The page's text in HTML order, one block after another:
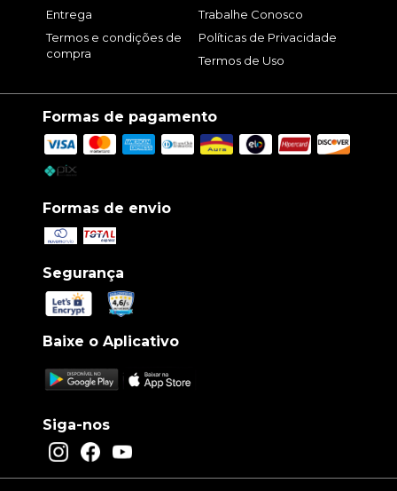
Entrega
Termos e condições de
compra
Trabalhe Conosco
Políticas de Privacidade
Termos de Uso
Formas de pagamento
Formas de envio
Segurança
Baixe o Aplicativo
Siga-nos